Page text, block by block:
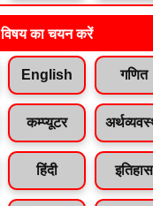
विषय का चयन करें
English गणित
कम्प्यूटर
हिंदी इतिहास